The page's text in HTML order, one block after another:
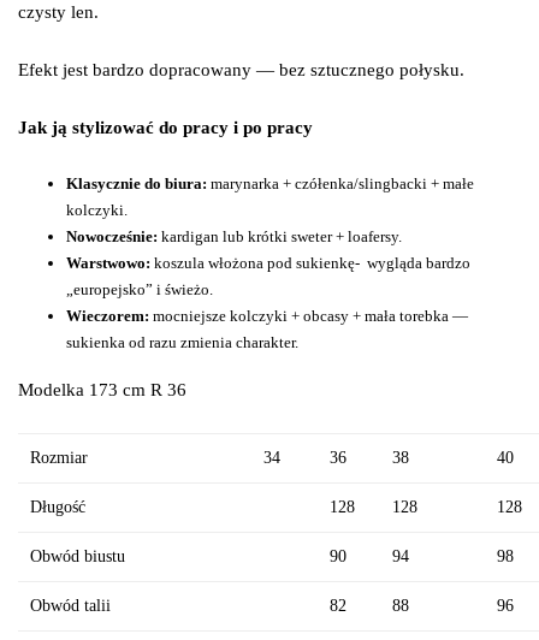
czysty len.
Efekt jest bardzo dopracowany — bez sztucznego połysku.
Jak ją stylizować do pracy i po pracy
Klasycznie do biura: marynarka + czółenka/slingbacki + małe
kolczyki.
Nowocześnie: kardigan lub krótki sweter + loafersy.
Warstwowo: koszula włożona pod sukienkę- wygląda bardzo
„europejsko” i świeżo.
Wieczorem: mocniejsze kolczyki + obcasy + mała torebka —
sukienka od razu zmienia charakter.
Modelka 173 cm R 36
Rozmiar 34 36 38 40
Długość 128 128 128
Obwód biustu 90 94 98
Obwód talii 82 88 96